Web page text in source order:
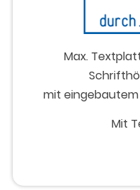
Max.
mit
Mit